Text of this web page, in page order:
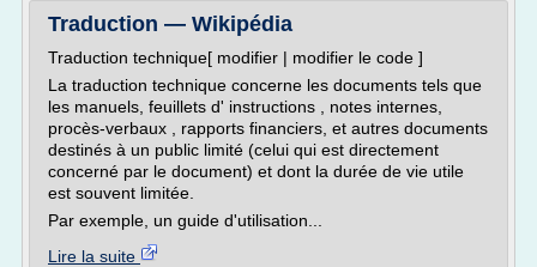
Traduction — Wikipédia
Traduction technique[ modifier | modifier le code ]
La traduction technique concerne les documents tels que
les manuels, feuillets d' instructions , notes internes,
procès-verbaux , rapports financiers, et autres documents
destinés à un public limité (celui qui est directement
concerné par le document) et dont la durée de vie utile
est souvent limitée.
Par exemple, un guide d'utilisation...
Lire la suite